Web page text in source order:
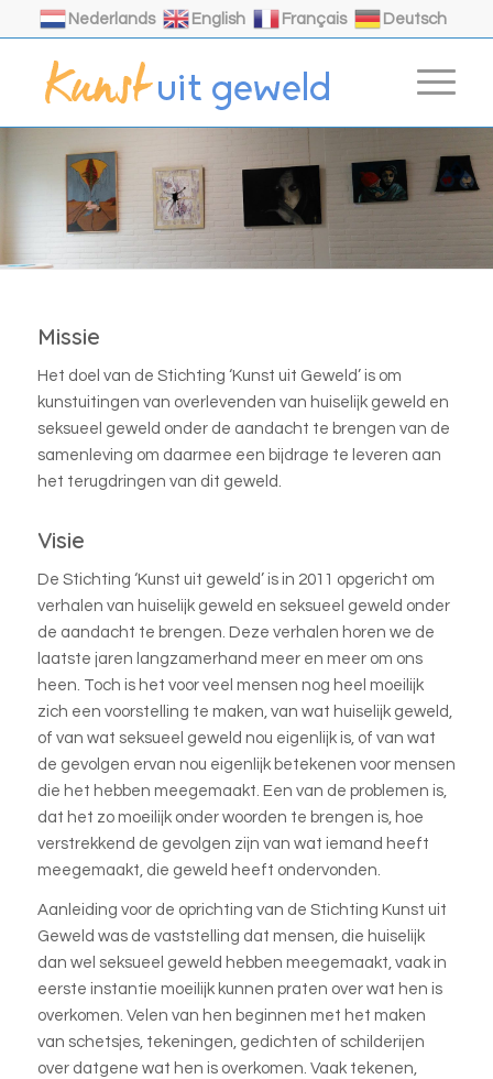
Nederlands English Français Deutsch
Missie
Het doel van de Stichting ‘Kunst uit Geweld’ is om
kunstuitingen van overlevenden van huiselijk geweld en
seksueel geweld onder de aandacht te brengen van de
samenleving om daarmee een bijdrage te leveren aan
het terugdringen van dit geweld.
Visie
De Stichting ‘Kunst uit geweld’ is in 2011 opgericht om
verhalen van huiselijk geweld en seksueel geweld onder
de aandacht te brengen. Deze verhalen horen we de
laatste jaren langzamerhand meer en meer om ons
heen. Toch is het voor veel mensen nog heel moeilijk
zich een voorstelling te maken, van wat huiselijk geweld,
of van wat seksueel geweld nou eigenlijk is, of van wat
de gevolgen ervan nou eigenlijk betekenen voor mensen
die het hebben meegemaakt. Een van de problemen is,
dat het zo moeilijk onder woorden te brengen is, hoe
verstrekkend de gevolgen zijn van wat iemand heeft
meegemaakt, die geweld heeft ondervonden.
Aanleiding voor de oprichting van de Stichting Kunst uit
Geweld was de vaststelling dat mensen, die huiselijk
dan wel seksueel geweld hebben meegemaakt, vaak in
eerste instantie moeilijk kunnen praten over wat hen is
overkomen. Velen van hen beginnen met het maken
van schetsjes, tekeningen, gedichten of schilderijen
over datgene wat hen is overkomen. Vaak tekenen,